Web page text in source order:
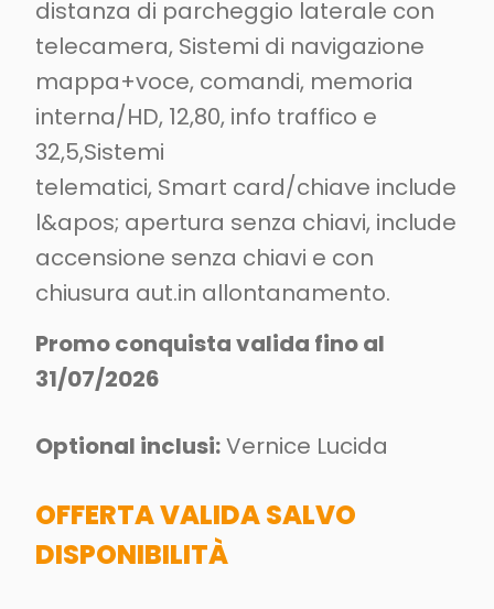
distanza di parcheggio laterale con
telecamera, Sistemi di navigazione
mappa+voce, comandi, memoria
interna/HD, 12,80, info traffico e
32,5,Sistemi
telematici, Smart card/chiave include
l&apos; apertura senza chiavi, include
accensione senza chiavi e con
chiusura aut.in allontanamento.
Promo conquista valida fino al
31/07/2026
Optional inclusi:Vernice Lucida
OFFERTA VALIDA SALVO
DISPONIBILITÀ